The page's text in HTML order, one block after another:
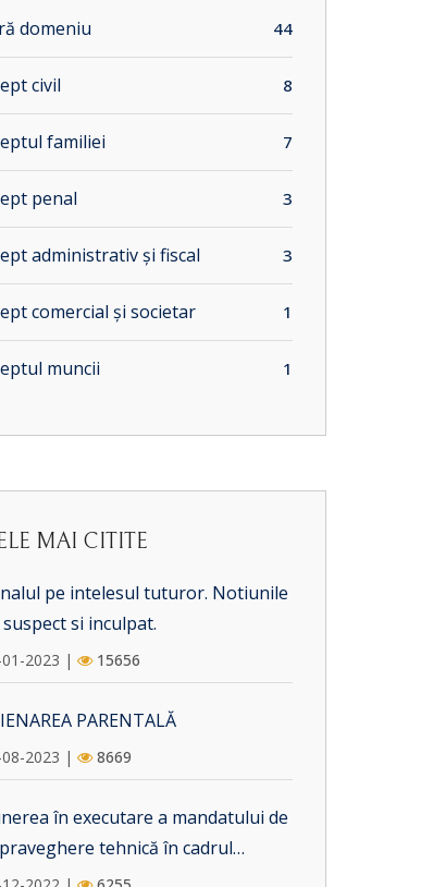
domeniu 44
civil 8
familiei 7
penal 3
administrativ și fiscal 3
comercial și societar 1
muncii 1
MAI CITITE
pe intelesul tuturor. Notiunile
si inculpat.
2023 | 15656
PARENTALĂ
2023 | 8669
în executare a mandatului de
tehnică în cadrul
penale. Vicii procedurale care